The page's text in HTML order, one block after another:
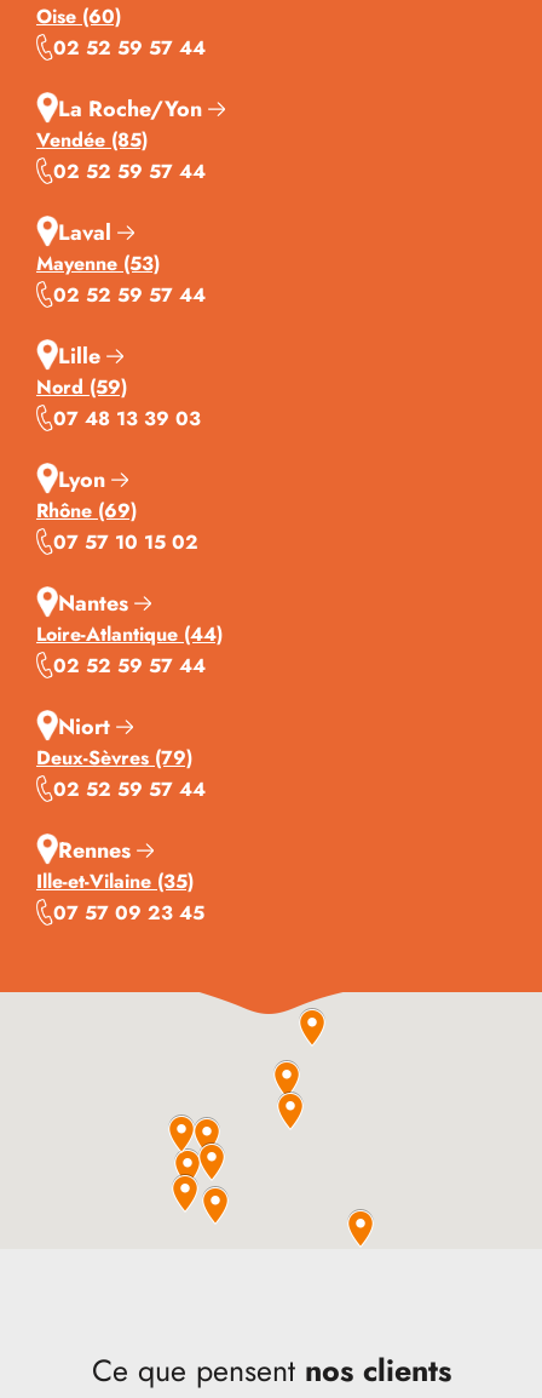
Oise (60)
02 52 59 57 44
La Roche/Yon
Vendée (85)
02 52 59 57 44
Laval
Mayenne (53)
02 52 59 57 44
Lille
Nord (59)
07 48 13 39 03
Lyon
Rhône (69)
07 57 10 15 02
Nantes
Loire-Atlantique (44)
02 52 59 57 44
Niort
Deux-Sèvres (79)
02 52 59 57 44
Rennes
Ille-et-Vilaine (35)
07 57 09 23 45
Ce que pensent nos clients